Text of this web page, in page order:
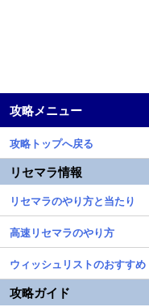
攻略メニュー
攻略トップへ戻る
リセマラ情報
リセマラのやり方と当たり
高速リセマラのやり方
ウィッシュリストのおすすめ
攻略ガイド